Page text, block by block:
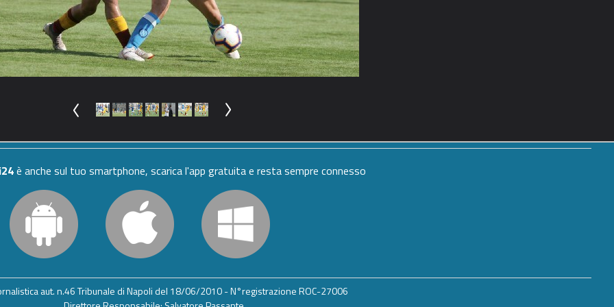
è anche sul tuo smartphone, scarica l'app gratuita e resta sempre connesso
aut. n.46 Tribunale di Napoli del 18/06/2010 - N°registrazione ROC-27006